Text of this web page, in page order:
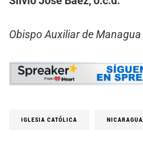
Obispo Auxiliar de Managua
IGLESIA CATÓLICA NICARAGUA